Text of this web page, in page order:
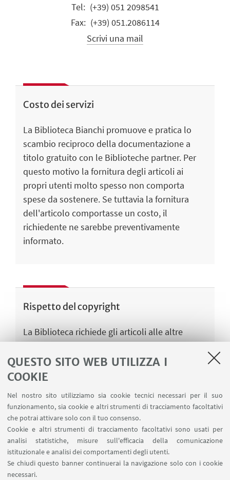
QUESTO SITO WEB UTILIZZA I
COOKIE
Nel nostro sito utilizziamo sia cookie tecnici necessari per il suo
funzionamento, sia cookie e altri strumenti di tracciamento facoltativi
che potrai attivare solo con il tuo consenso.
Cookie e altri strumenti di tracciamento facoltativi sono usati per
analisi statistiche, misure sull'efficacia della comunicazione
istituzionale e analisi dei comportamenti degli utenti.
Se chiudi questo banner continuerai la navigazione solo con i cookie
necessari.
(+39) 051 2098541
(+39) 051.2086114
Scrivi una mail
Costo dei servizi
La Biblioteca Bianchi promuove e pratica lo
scambio reciproco della documentazione a
titolo gratuito con le Biblioteche partner. Per
questo motivo la fornitura degli articoli ai
propri utenti molto spesso non comporta
spese da sostenere. Se tuttavia la fornitura
dell'articolo comportasse un costo, il
richiedente ne sarebbe preventivamente
informato.
Rispetto del copyright
La Biblioteca richiede gli articoli alle altre
biblioteche nel rispetto della normativa vigente
sul diritto d’autore (L.633/1941 e succ. mod.) e
delle clausole contrattuali stipulate per
Gli utenti che usufruiscono del servizio si
impegnano a utilizzare gli articoli ricevuti per
esclusivo uso personale di studio e di ricerca,
nel rispetto dei vincoli contrattuali e di legge.